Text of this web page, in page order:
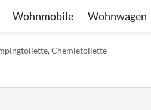
Wohnmobile Wohnwagen
Chemietoilette